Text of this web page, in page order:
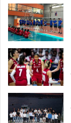
ı
n
ı
s
a
r
a
r
.
d
u